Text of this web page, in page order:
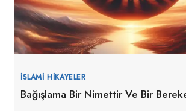
İSLAMI HIKAYELER
Bağışlama Bir Nimettir Ve Bir